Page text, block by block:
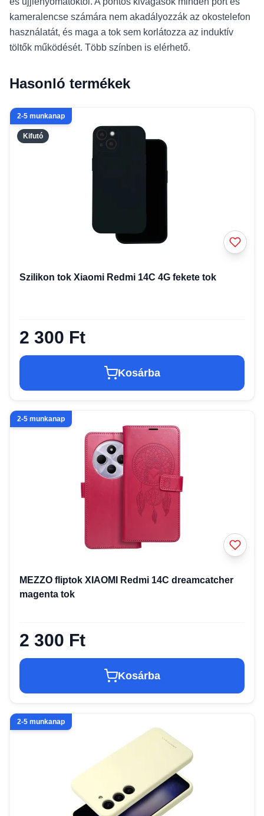
kameralencse számára nem akadályozzák az okostelefon
használatát, és maga a tok sem korlátozza az induktív
töltők működését. Több színben is elérhető.
Hasonló termékek
Kifutó
2-5 munkanap
Szilikon tok Xiaomi Redmi 14C 4G fekete tok
2 300 Ft
Kosárba
2-5 munkanap
MEZZO fliptok XIAOMI Redmi 14C dreamcatcher
magenta tok
2 300 Ft
Kosárba
2-5 munkanap